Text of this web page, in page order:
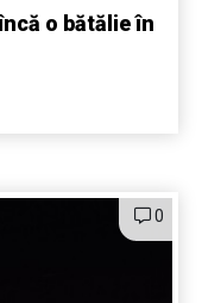
o bătălie în
0